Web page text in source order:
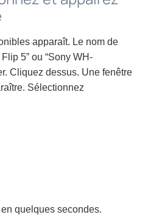
apparaît. Le nom de
5” ou “Sony WH-
Cliquez dessus. Une fenêtre
Sélectionnez
quelques secondes.